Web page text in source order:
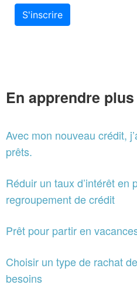
En apprendre
Avec mon nouveau crédit,
prêts.
Réduir un taux d’intérêt en
regroupement de crédit
Prêt pour partir en
Choisir un type de rachat
besoins